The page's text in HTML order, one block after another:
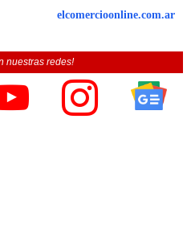
elcomercioonline.com.ar
nuestras redes!